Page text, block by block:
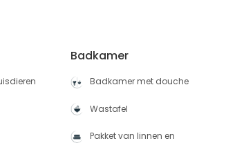
Badkamer
Badkamer met douche
Wastafel
Pakket van linnen en